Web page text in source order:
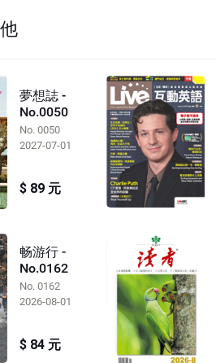
夢想誌 -
No.0050
No. 0050
2027-07-01
$ 89 元
畅游行 -
No.0162
No. 0162
2026-08-01
$ 84 元